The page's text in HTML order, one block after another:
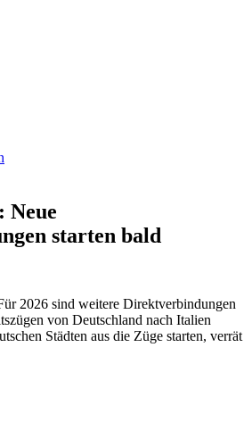
Neue
starten bald
2026 sind weitere Direktverbindungen
von Deutschland nach Italien
Städten aus die Züge starten, verrät